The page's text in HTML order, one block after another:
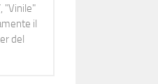
"Vinile"
il
del